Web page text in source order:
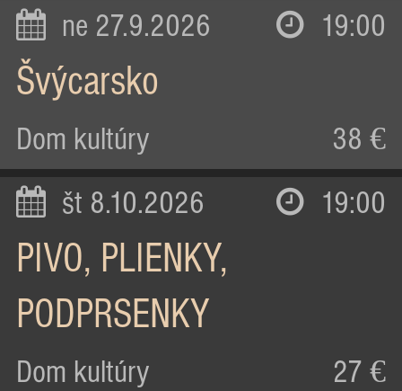
ne 27.9.2026 19:00
Švýcarsko
Dom kultúry 38 €
št 8.10.2026 19:00
PIVO, PLIENKY,
PODPRSENKY
Dom kultúry 27 €